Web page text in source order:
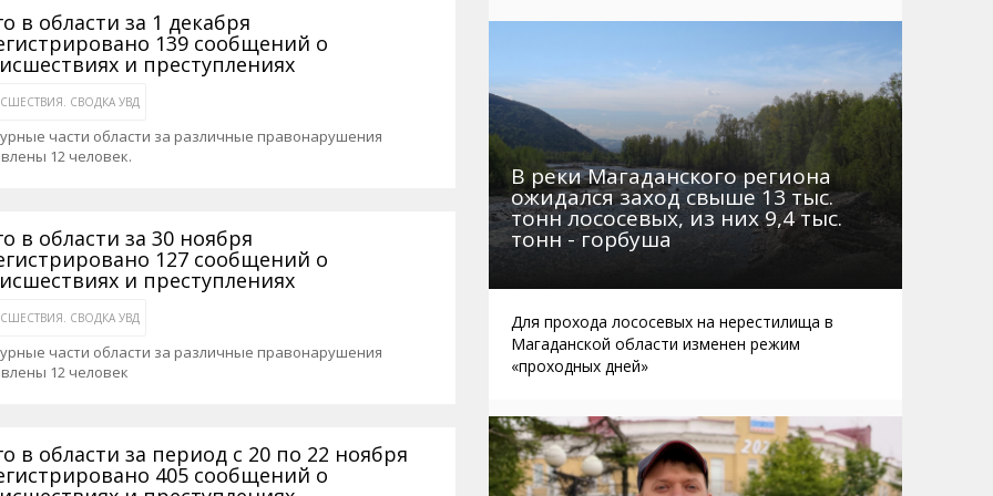
карта
о Колыме
вебкамеры в Магадане
3D районы города
Автобусы Магадан – Аэропорт
Таблица приливов отливов
школа
Косторезы Магадана
Соцподдержка
Не мусорить
Браконьеры
в области за 1 декабря
139 сообщений о
и преступлениях
СВОДКА УВД
части области за различные правонарушения
12 человек.
в области за 30 ноября
127 сообщений о
и преступлениях
СВОДКА УВД
части области за различные правонарушения
12 человек
в области за период с 20 по 22 ноября
405 сообщений о
В реки Магаданского региона
ожидался заход свыше 13 тыс.
тонн лососевых, из них 9,4 тыс.
тонн - горбуша
Для прохода лососевых на нерестилища в
Магаданской области изменен режим
«проходных дней»